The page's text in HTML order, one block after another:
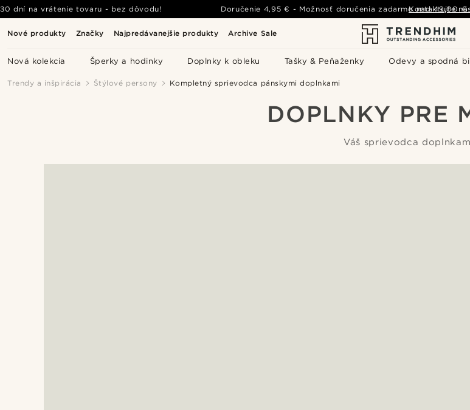
Nové produkty Značky Najpredávanejšie produkty Archive Sale
Nová kolekcia Šperky a hodinky Doplnky k obleku Tašky & Peňaženky Odevy a spodná
30 dní na vrátenie tovaru - bez dôvodu! Doručenie 4,95 € - Možnosť doručenia zadarmo nad 49,00 €
Kontaktujte
Trendy a inšpirácia Štýlové persony Kompletný sprievodca pánskymi doplnkami
DOPLNKY PRE
Váš sprievodca